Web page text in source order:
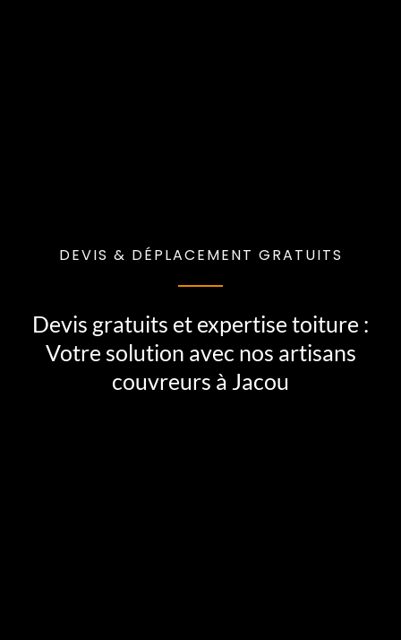
DEVIS & DÉPLACEMENT GRATUITS
Devis gratuits et expertise toiture :
Votre solution avec nos artisans
couvreurs à Jacou